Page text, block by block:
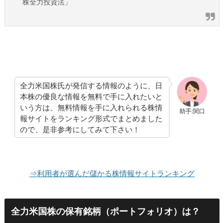
株全力投資法」
助手:関口
全力米国株氏が発信する情報のように、日
本株の優良な情報を無料で手に入れたいと
いう方は、無料情報を手に入れられる株情
報サイトをランキング形式でまとめました
ので、是非参考にしてみて下さい！
⇒利用者が選んだ儲かる株情報サイトランキング
全力米国株の保有銘柄（ポートフォリオ）は？